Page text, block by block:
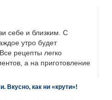
себе и близким. С
утро будет
рецепты легко
а на приготовление
Вкусно, как ни «крути»!